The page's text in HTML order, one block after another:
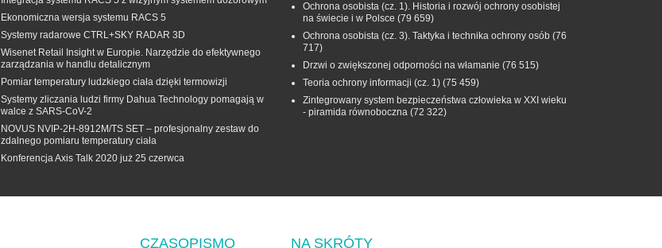
Ekonomiczna wersja systemu RACS 5
Systemy radarowe CTRL+SKY RADAR 3D
Wisenet Retail Insight w Europie. Narzędzie do efektywnego
zarządzania w handlu detalicznym
Pomiar temperatury ludzkiego ciała dzięki termowizji
Systemy zliczania ludzi firmy Dahua Technology pomagają w
walce z SARS-CoV-2
NOVUS NVIP-2H-8912M/TS SET – profesjonalny zestaw do
zdalnego pomiaru temperatury ciała
Konferencja Axis Talk 2020 już 25 czerwca
Ochrona osobista (cz. 1). Historia i rozwój ochrony osobistej
na świecie i w Polsce (79 659)
Ochrona osobista (cz. 3). Taktyka i technika ochrony osób (76
717)
Drzwi o zwiększonej odporności na włamanie (76 515)
Teoria ochrony informacji (cz. 1) (75 459)
Zintegrowany system bezpieczeństwa człowieka w XXI wieku
- piramida równoboczna (72 322)
CZASOPISMO NA SKRÓTY